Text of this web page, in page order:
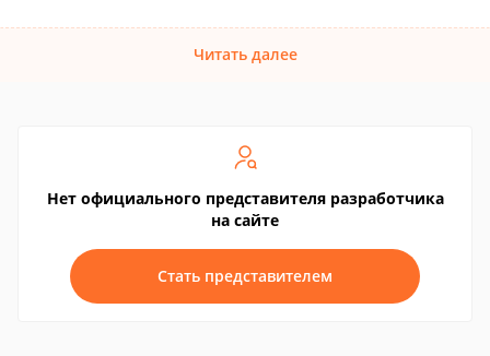
Читать далее
Нет официального представителя разработчика
на сайте
Стать представителем